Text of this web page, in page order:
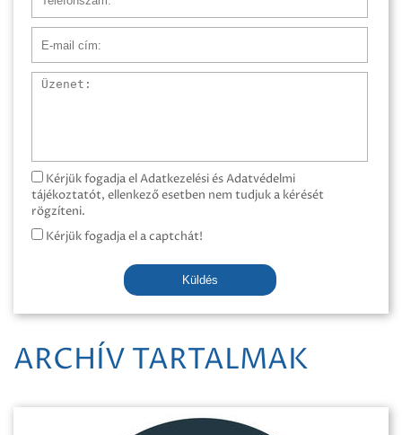
Üzenet
Kérjük fogadja el Adatkezelési és Adatvédelmi
tájékoztatót, ellenkező esetben nem tudjuk a kérését
rögzíteni.
Kérjük fogadja el a captchát!
Küldés
ARCHÍV TARTALMAK